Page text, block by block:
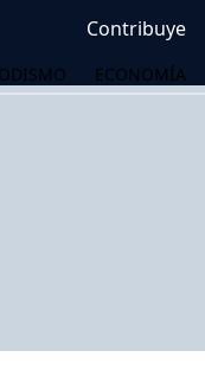
Contribuye
ECONOMÍA